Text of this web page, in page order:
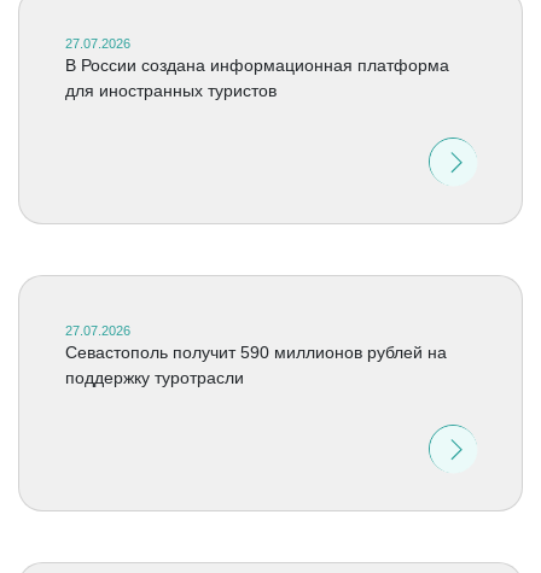
27.07.2026
В России создана информационная платформа
для иностранных туристов
27.07.2026
Севастополь получит 590 миллионов рублей на
поддержку туротрасли